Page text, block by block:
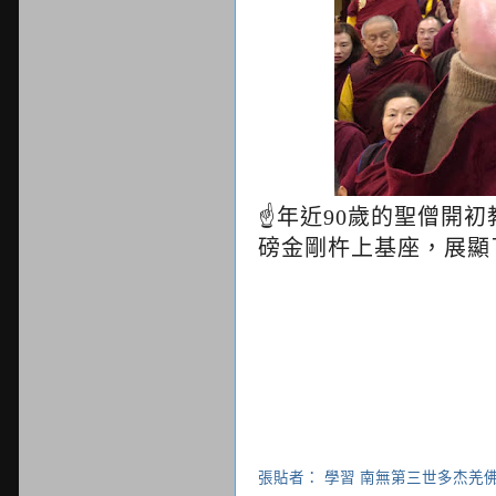
☝年近90歲的聖僧開初
磅金剛杵上基座，展
張貼者： 學習 南無第三世多杰羌